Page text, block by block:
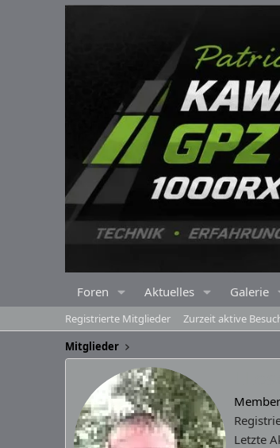
Foren Aktuelles Galerie
Registrierte Mitglieder Zurzeit aktive
Mitglieder
Member
Letzte